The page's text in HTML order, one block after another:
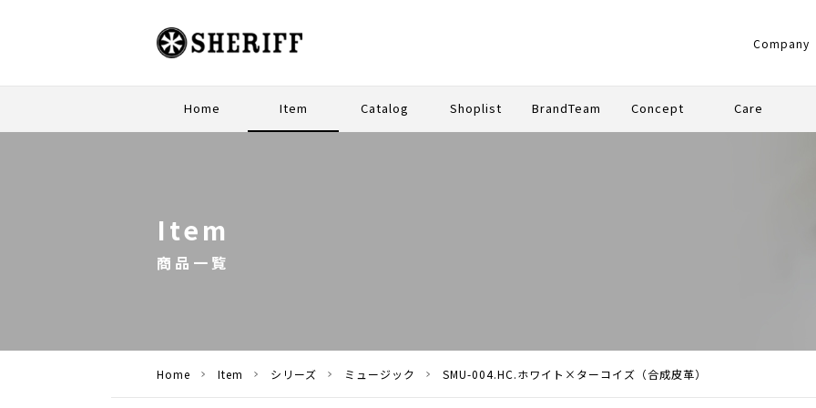
Company
Home Item Catalog Shoplist BrandTeam Concept Care
Item
商品一覧
Home Item シリーズ ミュージック SMU-004.HC.ホワイト×ターコイズ（合成皮革）